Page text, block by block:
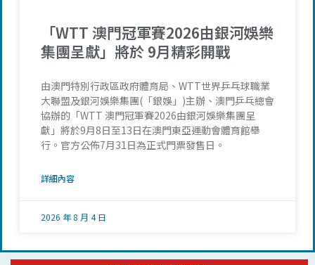
「WTT 澳門冠軍賽2026由銀河娛樂
集團呈獻」將於 9月精彩開戰
由澳門特別行政區政府體育局、WTT世界乒乓球職業
大聯盟及銀河娛樂集團(「銀娛」)主辦、澳門乒乓總會
協辦的「WTT 澳門冠軍賽2026由銀河娛樂集團呈
獻」將於9月8日至13日在澳門東亞運動會體育館舉
行。官方公佈7月31日為正式門票發售日。
詳細內容
2026 年 8 月 4 日